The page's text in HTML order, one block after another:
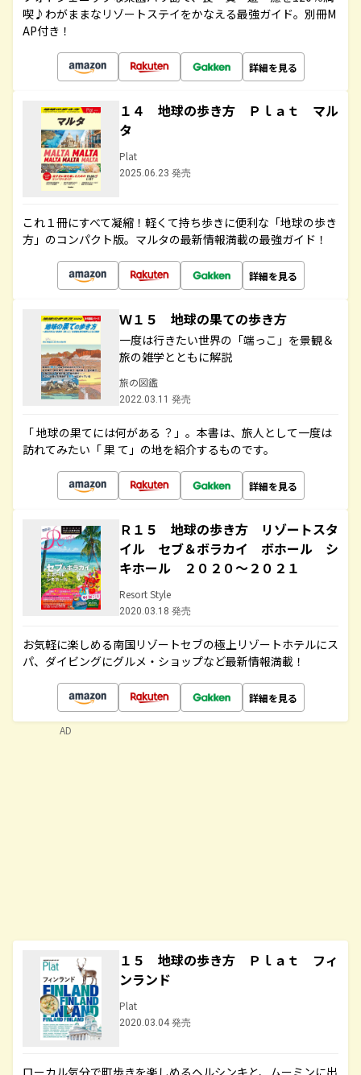
喫♪わがままなリゾートステイをかなえる最強ガイド。別冊M
AP付き！
詳細を見る
１４ 地球の歩き方 Ｐｌａｔ マル
タ
Plat
2025.06.23 発売
これ１冊にすべて凝縮！軽くて持ち歩きに便利な「地球の歩き
方」のコンパクト版。マルタの最新情報満載の最強ガイド！
詳細を見る
Ｗ１５ 地球の果ての歩き方
一度は行きたい世界の「端っこ」を景観＆
旅の雑学とともに解説
旅の図鑑
2022.03.11 発売
「 地球の果てには何がある ？」。本書は、旅人として一度は
訪れてみたい「 果 て」の地を紹介するものです。
詳細を見る
Ｒ１５ 地球の歩き方 リゾートスタ
イル セブ＆ボラカイ ボホール シ
キホール ２０２０～２０２１
Resort Style
2020.03.18 発売
お気軽に楽しめる南国リゾートセブの極上リゾートホテルにス
パ、ダイビングにグルメ・ショップなど最新情報満載！
詳細を見る
１５ 地球の歩き方 Ｐｌａｔ フィ
ンランド
Plat
2020.03.04 発売
ローカル気分で町歩きを楽しめるヘルシンキと、ムーミンに出
AD